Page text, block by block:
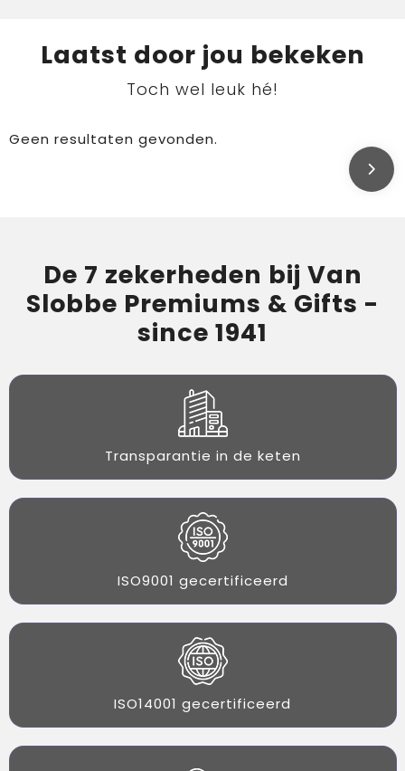
Laatst door jou bekeken
Toch wel leuk hé!
Geen resultaten gevonden.
De 7 zekerheden bij Van
Slobbe Premiums & Gifts -
since 1941
Transparantie in de keten
ISO9001 gecertificeerd
ISO14001 gecertificeerd